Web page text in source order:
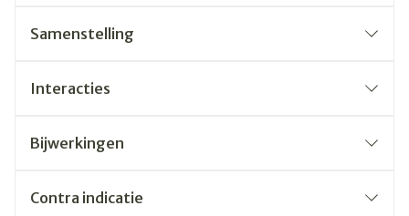
Samenstelling
Interacties
Bijwerkingen
Contra indicatie